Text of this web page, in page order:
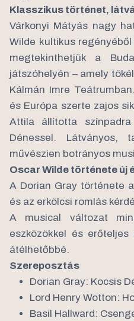
Klasszikus történet,
Várkonyi Mátyás nagy
Wilde kultikus regényéből
megtekinthetjük a
játszóhelyén – amely
Kálmán Imre
és Európa szerte zajos
Attila állította
Dénessel. Látványos,
művészien botrányos
Oscar Wilde története új
A Dorian Gray története
és az erkölcsi romlás
A musical változat
eszközökkel és
átélhetőbbé.
Szereposztás
Dorian Gray: Kocsis
Lord Henry Wotton:
Basil Hallward: